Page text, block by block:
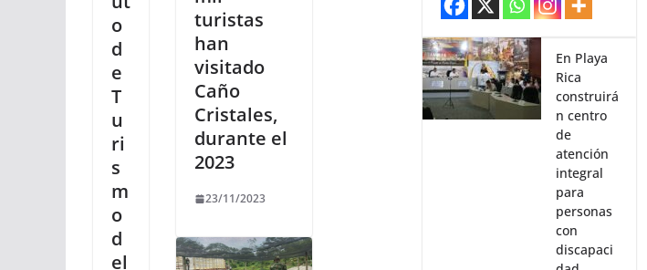
o
d
e
T
u
ri
s
m
o
d
el
turistas
han
visitado
Caño
Cristales,
durante el
2023
23/11/2023
En Playa
Rica
construirá
n centro
de
atención
integral
para
personas
con
discapaci